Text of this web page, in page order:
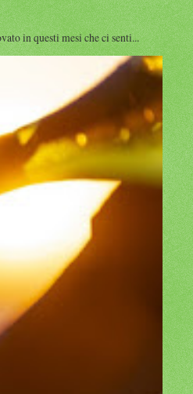
in questi mesi che ci senti...